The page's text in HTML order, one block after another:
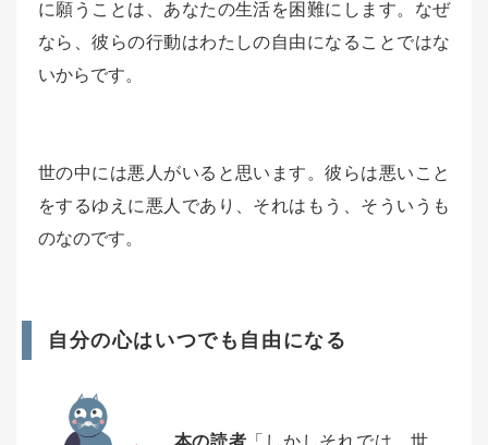
に願うことは、あなたの生活を困難にします。なぜ
なら、彼らの行動はわたしの自由になることではな
いからです。
世の中には悪人がいると思います。彼らは悪いこと
をするゆえに悪人であり、それはもう、そういうも
のなのです。
自分の心はいつでも自由になる